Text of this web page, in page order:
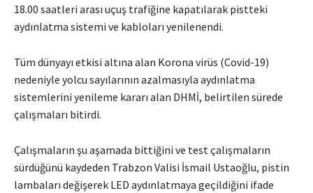
18.00 saatleri arası uçuş trafiğine kapatılarak pistteki
aydınlatma sistemi ve kabloları yenilenendi.
Tüm dünyayı etkisi altına alan Korona virüs (Covid-19)
nedeniyle yolcu sayılarının azalmasıyla aydınlatma
sistemlerini yenileme kararı alan DHMİ, belirtilen sürede
çalışmaları bitirdi.
Çalışmaların şu aşamada bittiğini ve test çalışmaların
sürdüğünü kaydeden Trabzon Valisi İsmail Ustaoğlu, pistin
lambaları değişerek LED aydınlatmaya geçildiğini ifade